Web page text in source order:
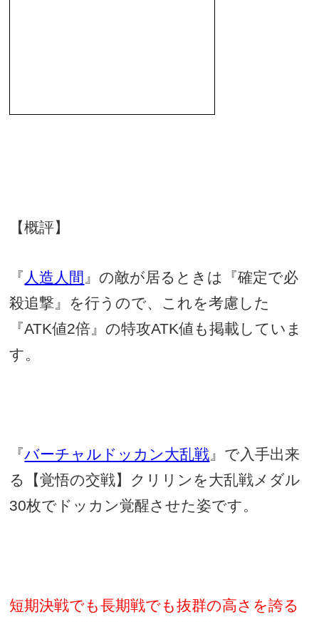
【概評】
『 人造人間 』の敵が居るときは『確定で必
殺追撃』を行うので、これを考慮した
『ATK値2倍』の特攻ATK値も掲載していま
す。
『バーチャルドッカン大乱戦』で入手出来
る【覚悟の交戦】クリリンを大乱戦メダル
30枚でドッカン覚醒させた姿です。
短期決戦でも長期戦でも抜群の高さを誇る